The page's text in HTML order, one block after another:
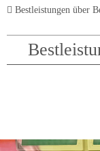
Bestleistungen über